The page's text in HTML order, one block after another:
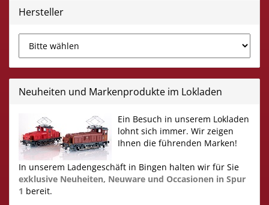
Hersteller
Neuheiten und Markenprodukte im Lokladen
Ein Besuch in unserem Lokladen
lohnt sich immer. Wir zeigen
Ihnen die führenden Marken!
In unserem Ladengeschäft in Bingen halten wir für Sie
exklusive Neuheiten, Neuware und Occasionen in Spur
1 bereit.